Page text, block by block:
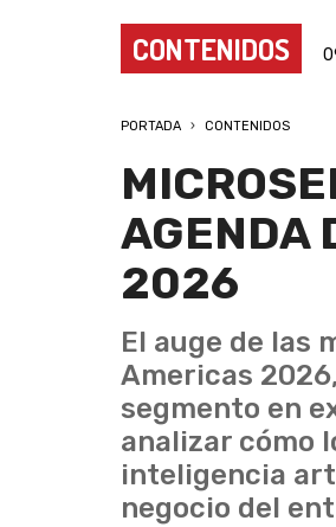
CONTENIDOS
PORTADA CONTENIDOS
AGENDA
2026
El auge de las
Americas
segmento en
analizar cómo
inteligencia
negocio del